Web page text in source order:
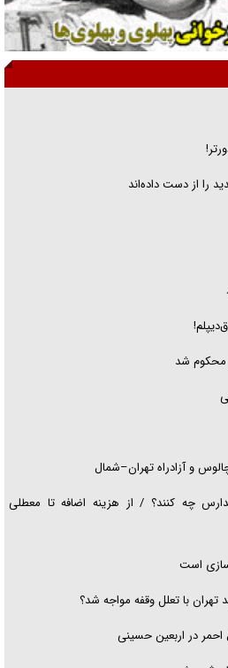
شکسپیر تا دیکنز
رمضان/ خواهرم فرمانده جهادی و
را از دست داده‌اند
و آزادراه تهران–شمال
چه کنند؟ / از هزینه اضافه تا معطلی
است
با تعلل وقفه مواجه شد؟
احمر در اربعین حسینی